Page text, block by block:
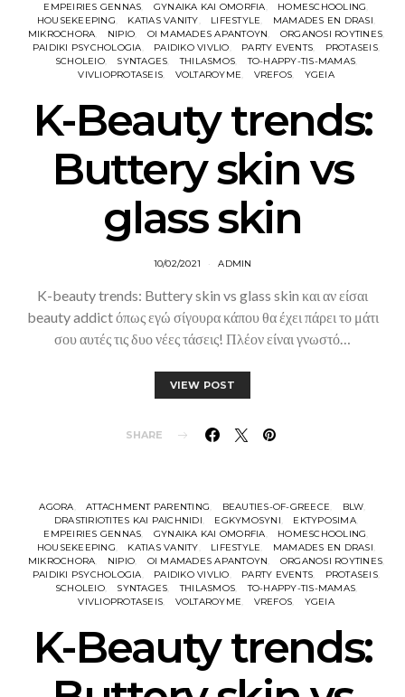
EMPEIRIES GENNAS
GYNAIKA KAI OMORFIA
HOMESCHOOLING
HOUSEKEEPING
KATIAS VANITY LIFESTYLE
MAMADES EN DRASI
MIKROCHORA
NIPIO OI MAMADES APANTOYN
ORGANOSI ROYTINES
PAIDIKI PSYCHOLOGIA
PAIDIKO VIVLIO PARTY EVENTS
PROTASEIS
SCHOLEIO
SYNTAGES THILASMOS
TO-HAPPY-TIS-MAMAS
VIVLIOPROTASEIS
VOLTAROYME VREFOS YGEIA
K-Beauty trends:
Buttery skin vs
glass skin
10/02/2021 ADMIN
K-beauty trends: Buttery skin vs glass skin και αν είσαι
beauty addict όπως εγώ σίγουρα κάπου θα έχει πάρει το μάτι
σου αυτές τις δυο νέες τάσεις! Πλέον είναι γνωστό…
VIEW POST
SHARE
AGORA ATTACHMENT PARENTING BEAUTIES-OF-GREECE
BLW
DRASTIRIOTITES KAI PAICHNIDI
EGKYMOSYNI
EKTYPOSIMA
EMPEIRIES GENNAS
GYNAIKA KAI OMORFIA
HOMESCHOOLING
HOUSEKEEPING
KATIAS VANITY LIFESTYLE
MAMADES EN DRASI
MIKROCHORA
NIPIO OI MAMADES APANTOYN
ORGANOSI ROYTINES
PAIDIKI PSYCHOLOGIA
PAIDIKO VIVLIO PARTY EVENTS
PROTASEIS
SCHOLEIO
SYNTAGES THILASMOS
TO-HAPPY-TIS-MAMAS
VIVLIOPROTASEIS
VOLTAROYME VREFOS YGEIA
K-Beauty trends: